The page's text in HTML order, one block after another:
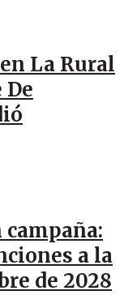
La Rural
De
a la
de 2028